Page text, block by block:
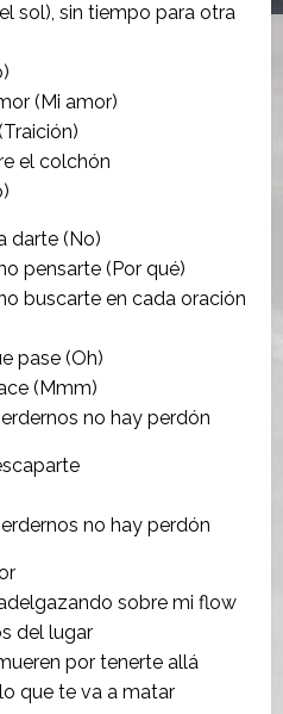
sol), sin tiempo para otra
(Mi amor)
el colchón
darte (No)
pensartе (Por qué)
buscarte еn cada oración
pase (Oh)
(Mmm)
no hay perdón
no hay perdón
sobre mi flow
del lugar
por tenerte allá
que te va a matar